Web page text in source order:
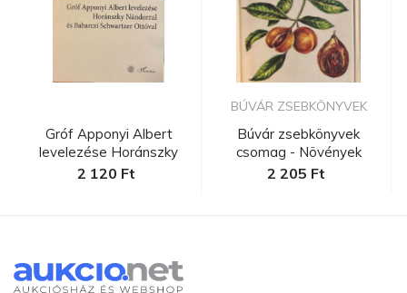
Gróf Apponyi Albert
levelezése Horánszky
Nándorra...
2 120 Ft
BÚVÁR ZSEBKÖNYVEK
Búvár zsebkönyvek
csomag - Növények
2 205 Ft